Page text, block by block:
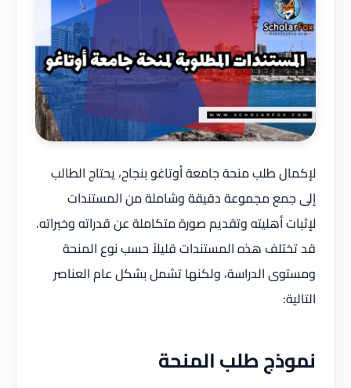
لإكمال طلب منحة جامعة أوتاغو بنجاح، يحتاج الطالب
إلى جمع مجموعة دقيقة وشاملة من المستندات
لإثبات أهليته وتقديم صورة متكاملة عن قدراته وخبراته.
قد تختلف هذه المستندات قليلاً حسب نوع المنحة
ومستوى الدراسة، ولكنها تشمل بشكل عام العناصر
التالية:
نموذج طلب المنحة